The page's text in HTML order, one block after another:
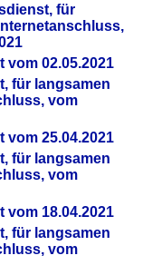
für
vom 02.05.2021
für langsamen
vom
vom 25.04.2021
für langsamen
vom
vom 18.04.2021
für langsamen
vom